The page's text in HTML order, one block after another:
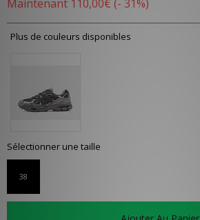
Maintenant 110,00€ (- 31%)
Plus de couleurs disponibles
Sélectionner une taille
38